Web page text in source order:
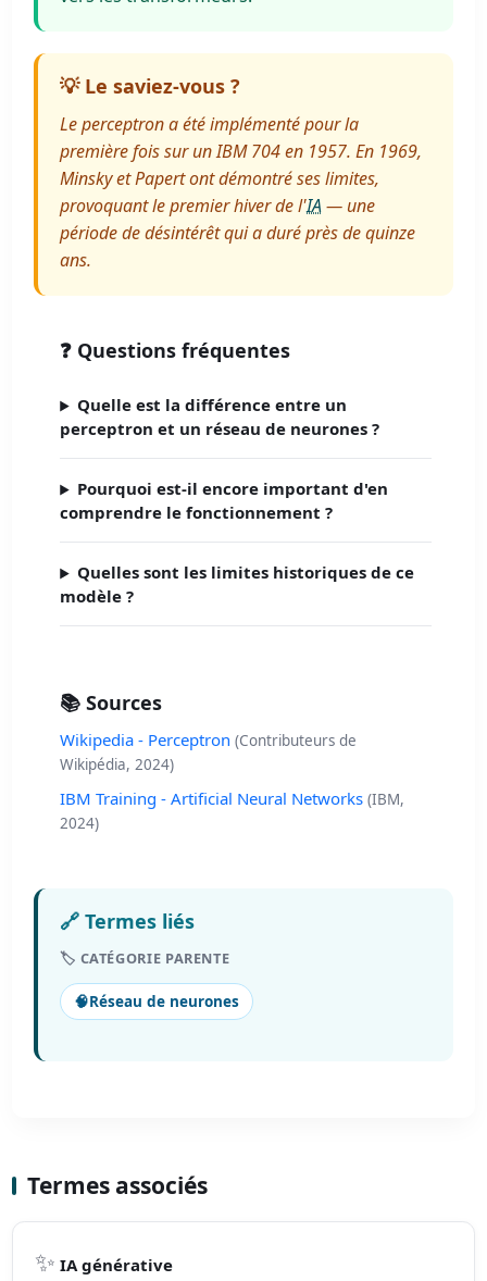
💡 Le saviez-vous ?
Le perceptron a été implémenté pour la
première fois sur un IBM 704 en 1957. En 1969,
Minsky et Papert ont démontré ses limites,
provoquant le premier hiver de l'IA— une
période de désintérêt qui a duré près de quinze
ans.
❓ Questions fréquentes
Quelle est la différence entre un
perceptron et un réseau de neurones ?
Pourquoi est-il encore important d'en
comprendre le fonctionnement ?
Quelles sont les limites historiques de ce
modèle ?
📚 Sources
Wikipedia - Perceptron (Contributeurs de
Wikipédia, 2024)
IBM Training - Artificial Neural Networks (IBM,
2024)
🔗 Termes liés
🏷️ CATÉGORIE PARENTE
🧠Réseau de neurones
Termes associés
✨ IA générative